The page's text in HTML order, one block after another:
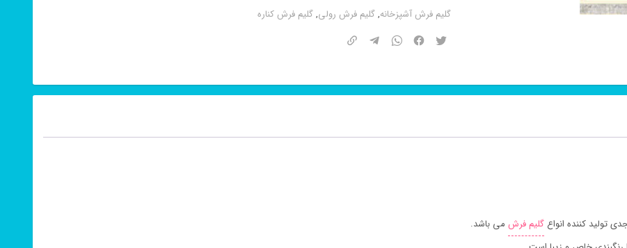
عدد
گلیم فرش آشپزخانه,گلیم فرش رولی,گلیم فرش کناره
تولید کننده انواعگلیم فرش می باشد.